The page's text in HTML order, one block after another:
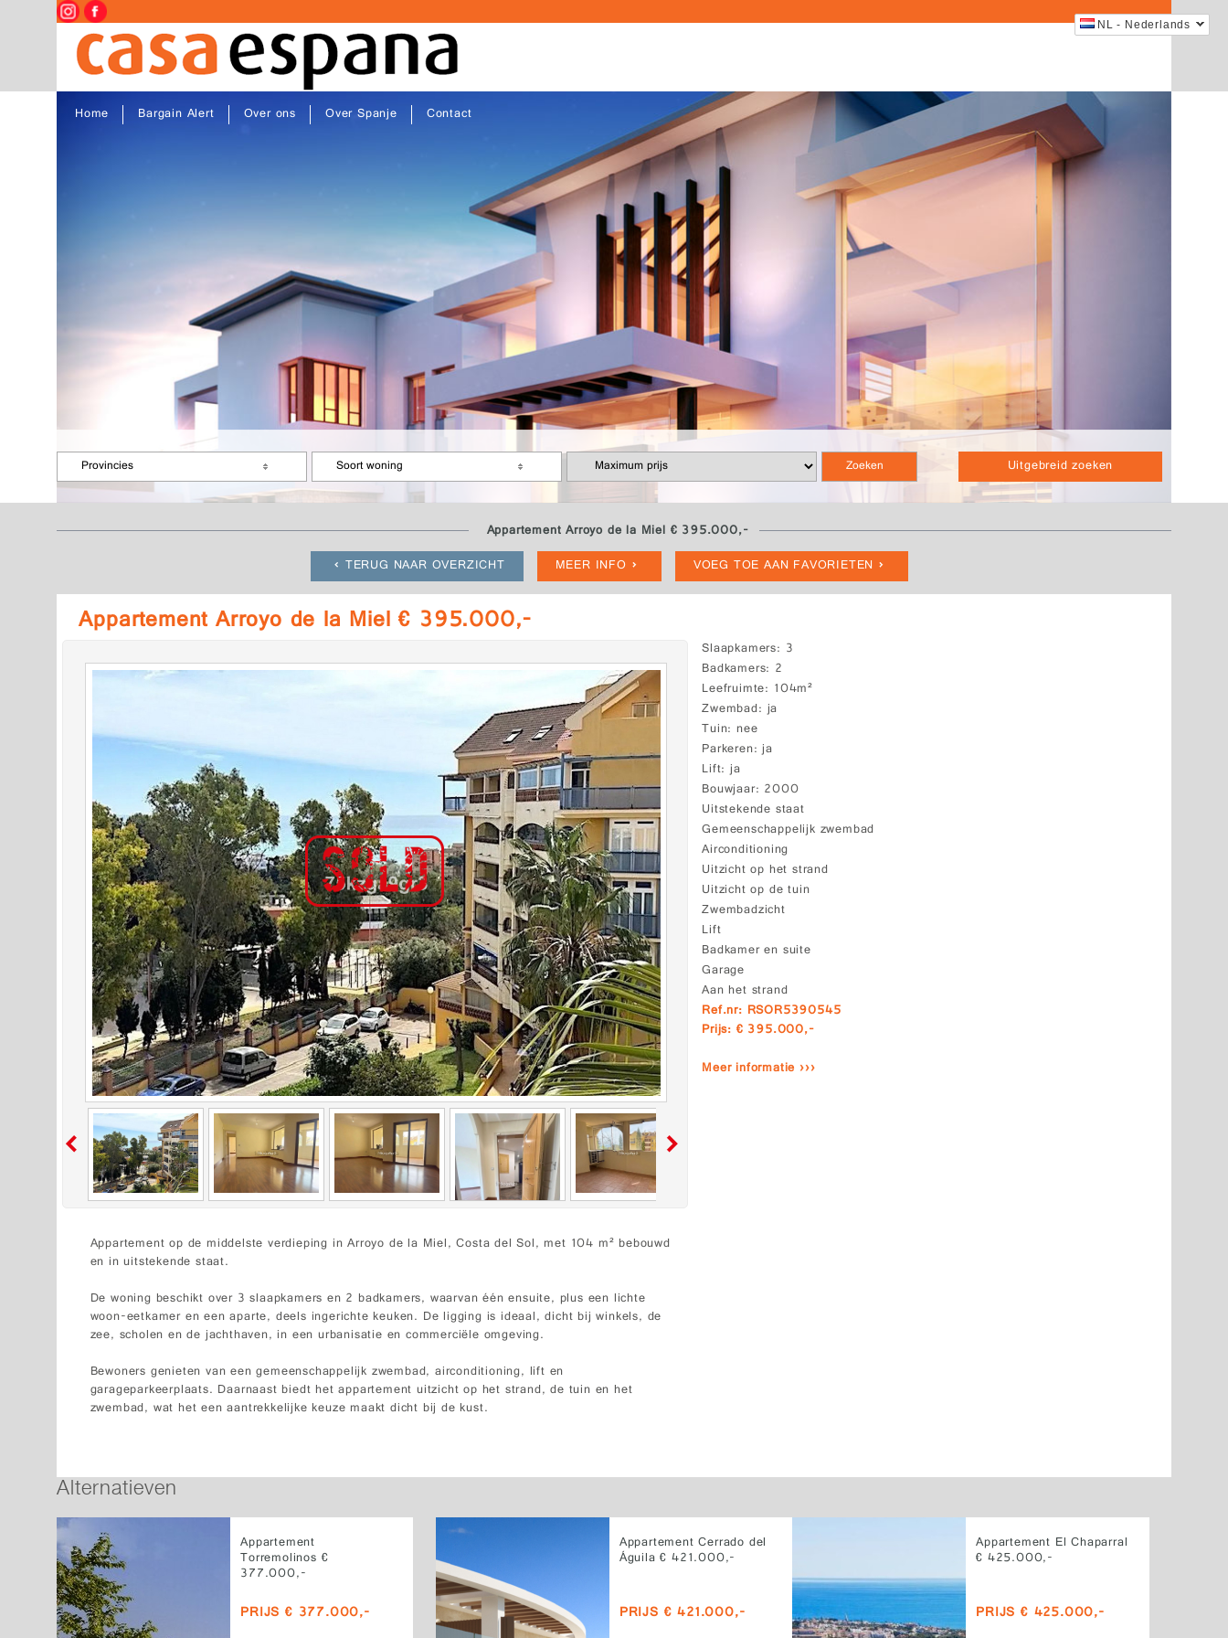
NL - Nederlands
Home Bargain Alert Over ons Over Spanje Contact
Uitgebreid zoeken
Provincies Soort woning
Appartement Arroyo de la Miel € 395.000,-
TERUG NAAR OVERZICHT
MEER INFO VOEG TOE AAN FAVORIETEN
Appartement Arroyo de la Miel € 395.000,-
Slaapkamers 3
Badkamers 2
Leefruimte 104m²
Zwembad ja
Tuin nee
Parkeren ja
Lift ja
Bouwjaar 2000
Uitstekende staat
Gemeenschappelijk zwembad
Airconditioning
Uitzicht op het strand
Uitzicht op de tuin
Zwembadzicht
Lift
Badkamer en suite
Garage
Aan het strand
Ref.nr: RSOR5390545
Prijs: € 395.000,-
Meer informatie ›››
Appartement op de middelste verdieping in Arroyo de la Miel, Costa del Sol, met 104 m² bebouwd
en in uitstekende staat.
De woning beschikt over 3 slaapkamers en 2 badkamers, waarvan één ensuite, plus een lichte
woon-eetkamer en een aparte, deels ingerichte keuken. De ligging is ideaal, dicht bij winkels, de
zee, scholen en de jachthaven, in een urbanisatie en commerciële omgeving.
Bewoners genieten van een gemeenschappelijk zwembad, airconditioning, lift en
garageparkeerplaats. Daarnaast biedt het appartement uitzicht op het strand, de tuin en het
zwembad, wat het een aantrekkelijke keuze maakt dicht bij de kust.
Alternatieven
Appartement
Torremolinos €
377.000,-
PRIJS € 377.000,-
Appartement Cerrado del
Águila € 421.000,-
PRIJS € 421.000,-
Appartement El Chaparral
€ 425.000,-
PRIJS € 425.000,-